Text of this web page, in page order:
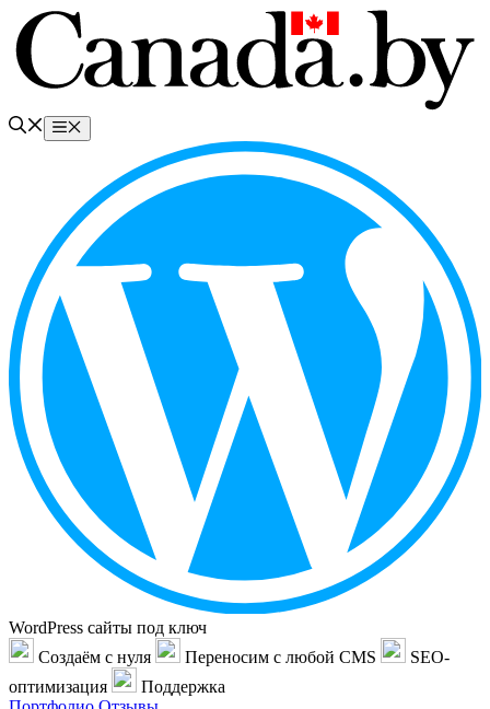
Перейти
содержимому
Меню
WordPress сайты под ключ
Создаём с нуля
Переносим с любой CMS
SEO-
оптимизация
Поддержка